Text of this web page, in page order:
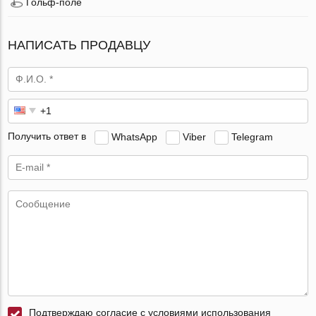
НАПИСАТЬ ПРОДАВЦУ
Получить ответ в WhatsApp Viber Telegram
Подтверждаю согласие с условиями использования